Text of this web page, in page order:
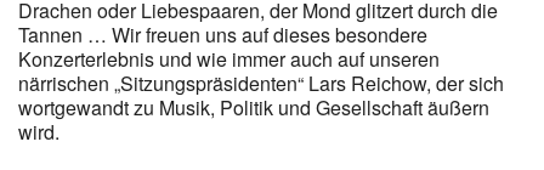
Drachen oder Liebespaaren, der Mond glitzert durch die
Tannen … Wir freuen uns auf dieses besondere
Konzerterlebnis und wie immer auch auf unseren
närrischen „Sitzungspräsidenten“ Lars Reichow, der sich
wortgewandt zu Musik, Politik und Gesellschaft äußern
wird.